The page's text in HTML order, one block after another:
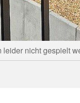
leider nicht gespielt